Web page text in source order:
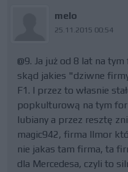
melo
25.11.2015 00:54
@9. Ja już od 8 lat na
skąd jakies "dziwne
F1. I przez to własnie
popkulturową na tym
lubiany a przez resztę
magic942, firma Ilmor
nie jakas tam firma, ta
dla Mercedesa, czyli to